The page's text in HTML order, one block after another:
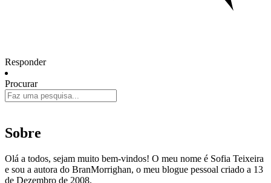
Responder
Procurar
Sobre
Olá a todos, sejam muito bem-vindos! O meu nome é Sofia Teixeira
e sou a autora do BranMorrighan, o meu blogue pessoal criado a 13
de Dezembro de 2008.